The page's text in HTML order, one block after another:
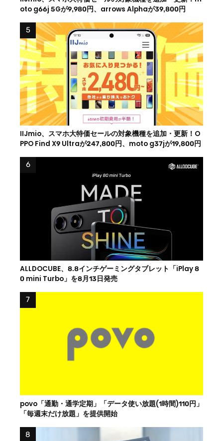
oto g66j 5Gが9,980円、arrows Alphaが39,800円
IIJmio、スマホ大特価セールの対象機種を追加・更新！O
PPO Find X9 Ultraが247,800円、moto g37jが19,800円
ALLDOCUBE、8.8インチゲーミングタブレット「iPlay 8
0 mini Turbo」を8月13日発売
povo「通勤・通学定期」「データ使い放題(1時間)110円」
「毎週末だけ放題」を提供開始